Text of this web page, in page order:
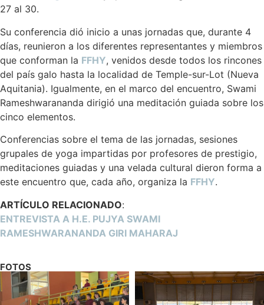
27 al 30.
Su conferencia dió inicio a unas jornadas que, durante 4
días, reunieron a los diferentes representantes y miembros
que conforman la FFHY, venidos desde todos los rincones
del país galo hasta la localidad de Temple-sur-Lot (Nueva
Aquitania). Igualmente, en el marco del encuentro, Swami
Rameshwarananda dirigió una meditación guiada sobre los
cinco elementos.
Conferencias sobre el tema de las jornadas, sesiones
grupales de yoga impartidas por profesores de prestigio,
meditaciones guiadas y una velada cultural dieron forma a
este encuentro que, cada año, organiza la FFHY.
ARTÍCULO RELACIONADO:
ENTREVISTA A H.E. PUJYA SWAMI
RAMESHWARANANDA GIRI MAHARAJ
FOTOS